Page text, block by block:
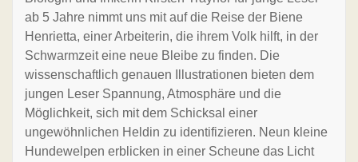
ab 5 Jahre nimmt uns mit auf die Reise der Biene
Henrietta, einer Arbeiterin, die ihrem Volk hilft, in der
Schwarmzeit eine neue Bleibe zu finden. Die
wissenschaftlich genauen Illustrationen bieten dem
jungen Leser Spannung, Atmosphäre und die
Möglichkeit, sich mit dem Schicksal einer
ungewöhnlichen Heldin zu identifizieren. Neun kleine
Hundewelpen erblicken in einer Scheune das Licht